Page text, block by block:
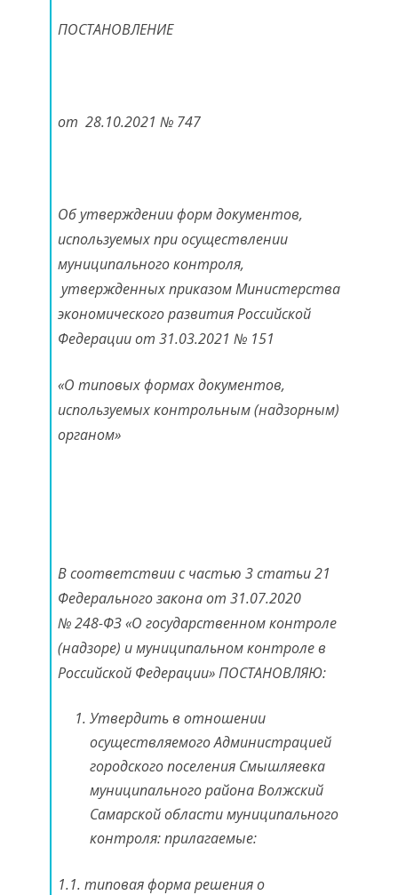
ПОСТАНОВЛЕНИЕ
от 28.10.2021 № 747
Об утверждении форм документов,
используемых при осуществлении
муниципального контроля,
утвержденных приказом Министерства
экономического развития Российской
Федерации от 31.03.2021 № 151
«О типовых формах документов,
используемых контрольным (надзорным)
органом»
В соответствии с частью 3 статьи 21
Федерального закона от 31.07.2020
№ 248-ФЗ «О государственном контроле
(надзоре) и муниципальном контроле в
Российской Федерации» ПОСТАНОВЛЯЮ:
Утвердить в отношении
осуществляемого Администрацией
городского поселения Смышляевка
муниципального района Волжский
Самарской области муниципального
контроля: прилагаемые:
1.1. типовая форма решения о